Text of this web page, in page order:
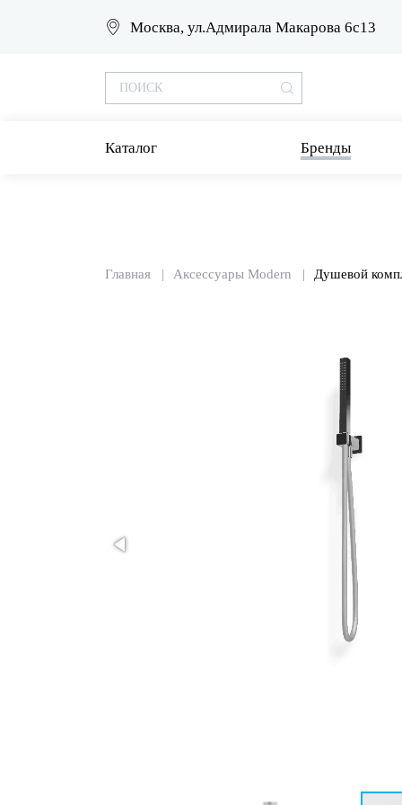
Москва, ул.Адмирала Макарова 6с13
Каталог Бренды
Главная Аксессуары Modern Душевой